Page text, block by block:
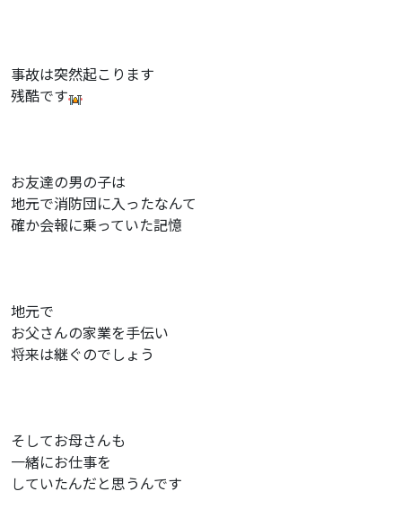
事故は突然起こります
残酷です
お友達の男の子は
地元で消防団に入ったなんて
確か会報に乗っていた記憶
地元で
お父さんの家業を手伝い
将来は継ぐのでしょう
そしてお母さんも
一緒にお仕事を
していたんだと思うんです